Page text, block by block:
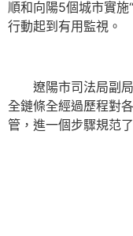
順和向陽5個城市實施
行動起到有用監視。
遼陽市司法局副
全鏈條全經過歷程對
管，進一個步驟規范